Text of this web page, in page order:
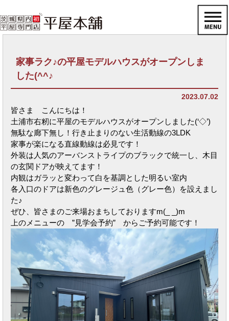
家事ラク♪の平屋モデルハウスがオープンしま
した(^^♪
2023.07.02
皆さま こんにちは！
土浦市右籾に平屋のモデルハウスがオープンしました(‘◇’)ゞ
無駄な廊下無し！行き止まりのない生活動線の3LDK
家事が楽になる直線動線は必見です！
外装は人気のアーバンストライプのブラックで統一し、木目
の玄関ドアが映えてます！
内観はガラッと変わって白を基調とした明るい室内
各入口のドアは新色のグレージュ色（グレー色）を設えまし
た♪
ぜひ、皆さまのご来場おまちしておりますm(_ _)m
上のメニューの ”見学会予約” からご予約可能です！